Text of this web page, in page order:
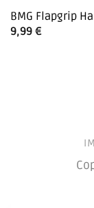
BMG Flapgrip
9,99 €